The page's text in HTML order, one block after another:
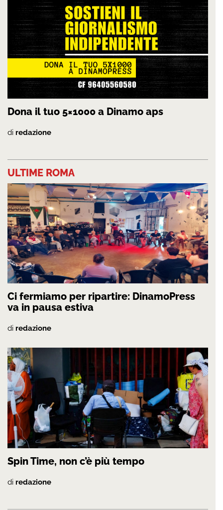
Dona il tuo 5×1000 a Dinamo aps
di redazione
ULTIME ROMA
Ci fermiamo per ripartire: DinamoPress
va in pausa estiva
di redazione
Spin Time, non c’è più tempo
di redazione